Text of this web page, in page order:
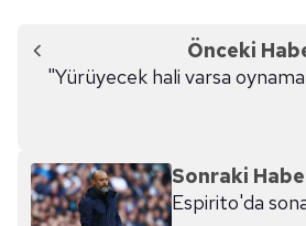
Önceki
"Yürüyecek hali varsa
Sonraki
Espirito'da